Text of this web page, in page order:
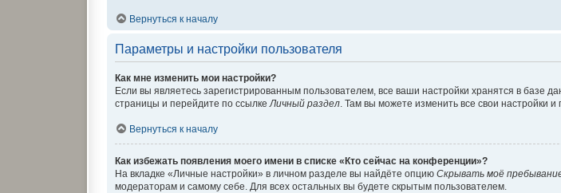
Вернуться к началу
Параметры и настройки пользователя
Как мне изменить мои настройки?
Если вы являетесь зарегистрированным пользователем, все ваши настройки хранятся в базе
страницы и перейдите по ссылкеЛичный раздел . Там вы можете изменить все свои настройки и
Вернуться к началу
Как избежать появления моего имени в списке «Кто сейчас на конференции»?
На вкладке «Личные настройки» в личном разделе вы найдёте опциюСкрывать моё
модераторам и самому себе. Для всех остальных вы будете скрытым пользователем.